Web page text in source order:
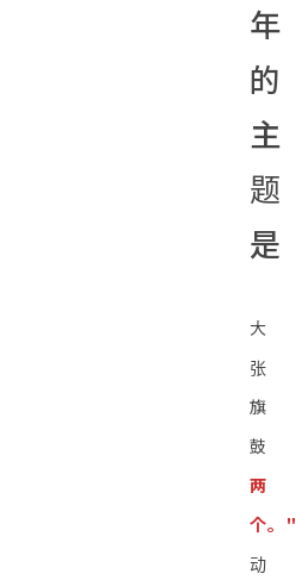
年
的
主
题
是
大
张
旗
鼓
两
个。"
动